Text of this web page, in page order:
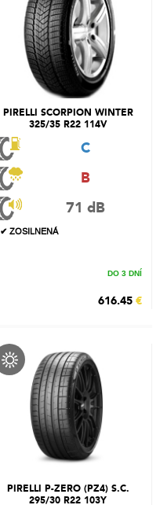
PIRELLI SCORPION WINTER
325/35 R22 114V
C
B
71 dB
✔ ZOSILNENÁ
DO 3 DNÍ
616.45 €
PIRELLI P-ZERO (PZ4) S.C.
295/30 R22 103Y